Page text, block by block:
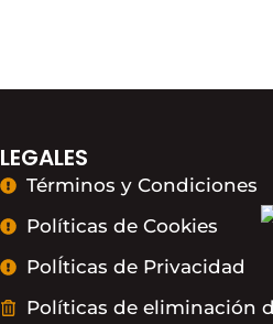
LEGALES
Términos y Condiciones
Políticas de Cookies
PolÍticas de Privacidad
Políticas de eliminación